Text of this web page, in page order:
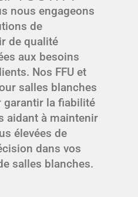
nous engageons
de
de qualité
aux besoins
Nos FFU et
salles blanches
garantir la fiabilité
aidant à maintenir
élevées de
dans vos
salles blanches.